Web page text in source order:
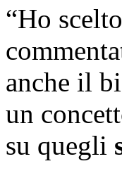
“Ho
anche il
un
su quegli